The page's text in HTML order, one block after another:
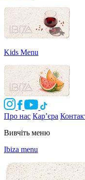
Kids Menu
Про нас Кар’єра
Вивчіть меню
Ibiza menu